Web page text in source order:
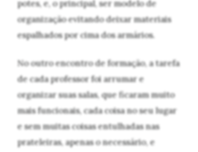
potes, e, o principal, ser modelo de
organização evitando deixar materiais
espalhados por cima dos armários.
No outro encontro de formação, a tarefa
de cada professor foi arrumar e
organizar suas salas, que ficaram muito
mais funcionais, cada coisa no seu lugar
e sem muitas coisas entulhadas nas
prateleiras, apenas o necessário, e